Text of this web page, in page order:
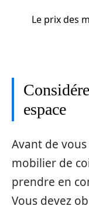
Le prix des
espace
Avant de
mobilier de
prendre en
Vous devez